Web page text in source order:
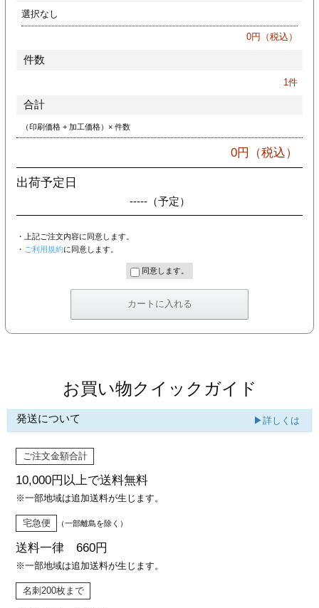
選択なし
0円（税込）
件数
1件
合計
（印刷価格 + 加工価格）× 件数
0円（税込）
出荷予定日
-----（予定）
・上記ご注文内容に同意します。
・ ご利用規約に同意します。
同意します。
お買い物クイックガイド
発送について ▶詳しくは
ご注文金額合計
10,000円以上で送料無料
※一部地域は追加送料が生じます。
宅急便 （一部離島を除く）
送料一律 660円
※一部地域は追加送料が生じます。
名刺200枚まで